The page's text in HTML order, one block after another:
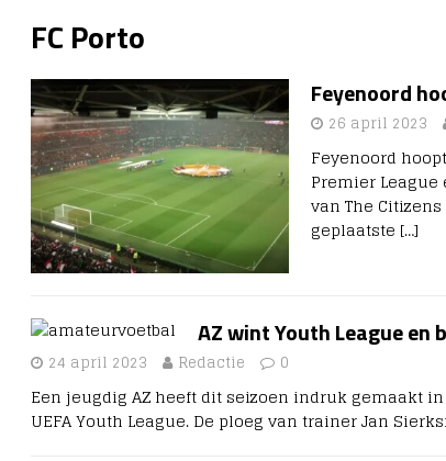
FC Porto
Feyenoord
26 april 2023
Feyenoord
Premier League
van The
geplaatste […]
AZ wint Youth League
24 april 2023 Redactie 0
Een jeugdig AZ heeft dit seizoen indruk gemaakt
UEFA Youth League. De ploeg van trainer Jan